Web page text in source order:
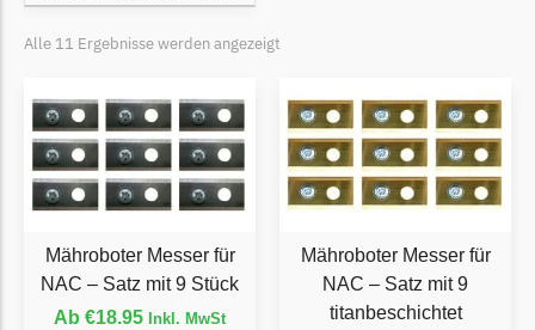
Cramer
Begrenzungsdraht
Cub Cadet
Cub Cadet Messer
Ecovacs
Ecovacs Messer
Alle 11 Ergebnisse werden angezeigt
Mähroboter Messer für
NAC – Satz mit 9 Stück
Ab €18.95 Inkl. MwSt
Mähroboter Messer für
NAC – Satz mit 9
titanbeschichtet